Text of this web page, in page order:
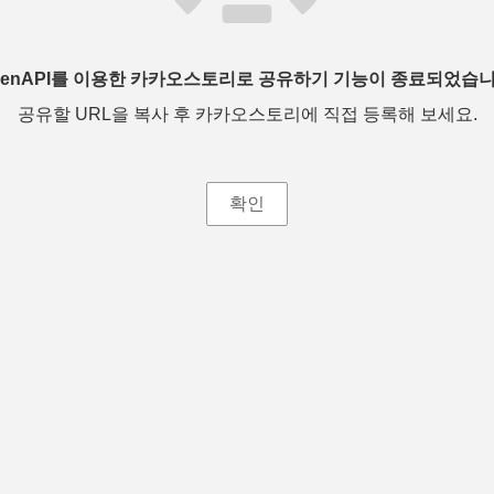
를 이용한 카카오스토리로 공유하기 기능이 종료되었습
공유할 URL을 복사 후 카카오스토리에 직접 등록해 보세요.
확인